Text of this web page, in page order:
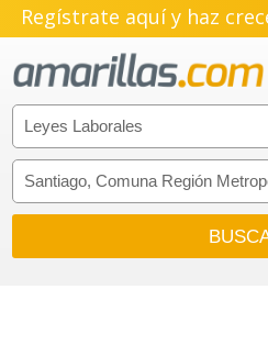
Regístrate aquí y haz